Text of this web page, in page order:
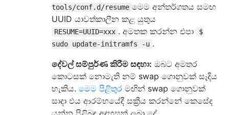
tools/conf.d/resume මෙම අන්තර්ගතය සමඟ
UUID යාවත්කාලීන කළ යුතුය
RESUME=UUID=xxx . අමතක කරන්න එපා
$
sudo update-initramfs -u .
දේවල් සම්පුර්ණ කිරීම සඳහා: ඔබට අමතර
කොටසක් නොමැති නම් swap ගොනුවක් සෑදිය
හැකිය. මෙම පිළිතුර මඟින් swap ගොනුවක්
සාදා එය ආරම්භයේදී සක්‍රීය කරන්නේ කෙසේද
යන්න පිළිබඳ අදහසක් ලබා දේ.